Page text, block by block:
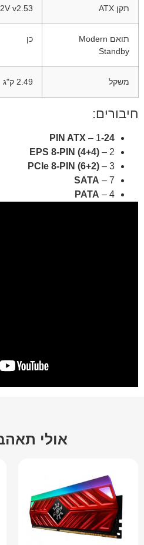
תקן ATX v2.53
תואם Modern
Standby
כן
משקל 2.49 ק"ג
חיבורים:
24-PIN ATX
– 1
EPS 8-PIN (4+4) – 2
PCIe 8-PIN (6+2) – 3
SATA – 7
PATA – 4
אולי